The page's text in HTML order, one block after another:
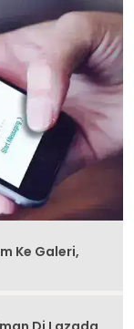
Ke Galeri,